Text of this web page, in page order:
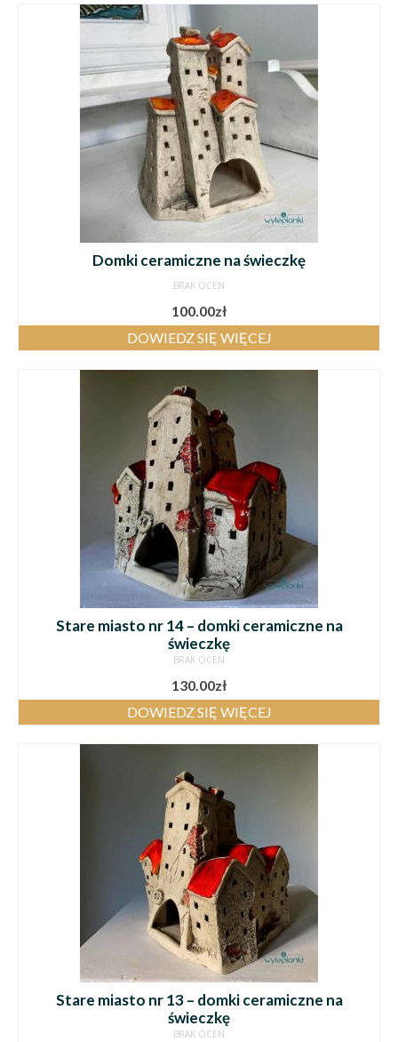
Domki ceramiczne na świeczkę
BRAK OCEN
100.00zł
DOWIEDZ SIĘ WIĘCEJ
Stare miasto nr 14 – domki ceramiczne na
świeczkę
BRAK OCEN
130.00zł
DOWIEDZ SIĘ WIĘCEJ
Stare miasto nr 13 – domki ceramiczne na
świeczkę
BRAK OCEN